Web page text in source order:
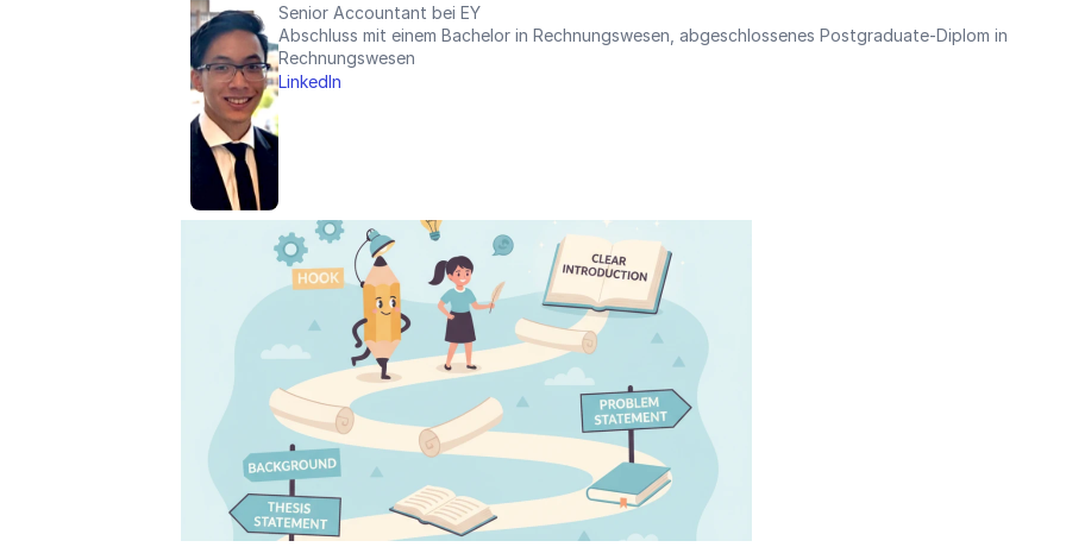
Senior Accountant bei EY
Abschluss mit einem Bachelor in Rechnungswesen, abgeschlossenes Postgraduate-Diplom in
Rechnungswesen
LinkedIn